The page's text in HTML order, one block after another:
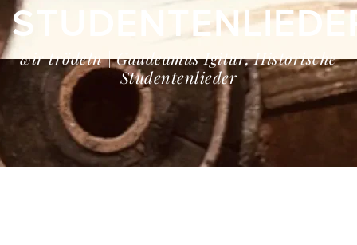
wir trödeln | Gaudeamus Igitur, Historische
Studentenlieder